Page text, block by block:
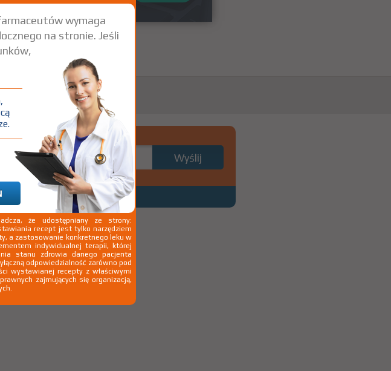
LEKU
wymaga
na stronie. Jeśli
że udostępniany ze strony:
recept jest tylko narzędziem
a zastosowanie konkretnego leku w
indywidualnej terapii, której
stanu zdrowia danego pacjenta
odpowiedzialność zarówno pod
wystawianej recepty z właściwymi
zajmujących się organizacją,